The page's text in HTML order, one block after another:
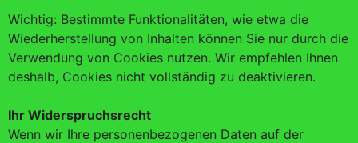
Wichtig: Bestimmte Funktionalitäten, wie etwa die
Wiederherstellung von Inhalten können Sie nur durch die
Verwendung von Cookies nutzen. Wir empfehlen Ihnen
deshalb, Cookies nicht vollständig zu deaktivieren.
Ihr Widerspruchsrecht
Wenn wir Ihre personenbezogenen Daten auf der